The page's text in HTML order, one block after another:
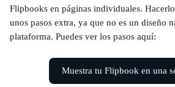
Flipbooks en páginas individuales.
unos pasos extra, ya que no es un diseño
plataforma. Puedes ver los pasos aquí:
Muestra tu Flipbook en una